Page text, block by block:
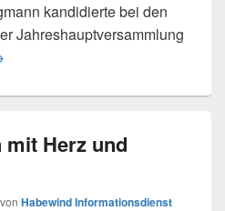
kandidierte bei den
Jahreshauptversammlung
auf Herbert Argmann beim
Herz und
von Habewind Informationsdienst